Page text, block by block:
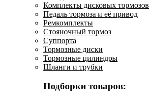
Комплекты дисковых тормозов
Педаль тормоза и её привод
Ремкомплекты
Стояночный тормоз
Суппорта
Тормозные диски
Тормозные цилиндры
Шланги и трубки
Подборки товаров: